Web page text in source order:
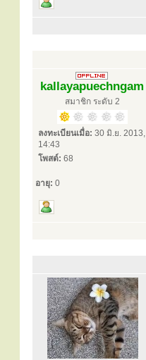
kallayapuechngam
สมาชิก ระดับ 2
ลงทะเบียนเมื่อ: 30 มิ.ย. 2013,
14:43
โพสต์: 68
อายุ: 0